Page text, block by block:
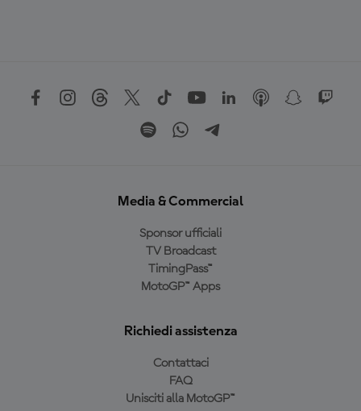
Media & Commercial
Sponsor ufficiali
TV Broadcast
TimingPass™
MotoGP™ Apps
Richiedi assistenza
Contattaci
FAQ
Unisciti alla MotoGP™